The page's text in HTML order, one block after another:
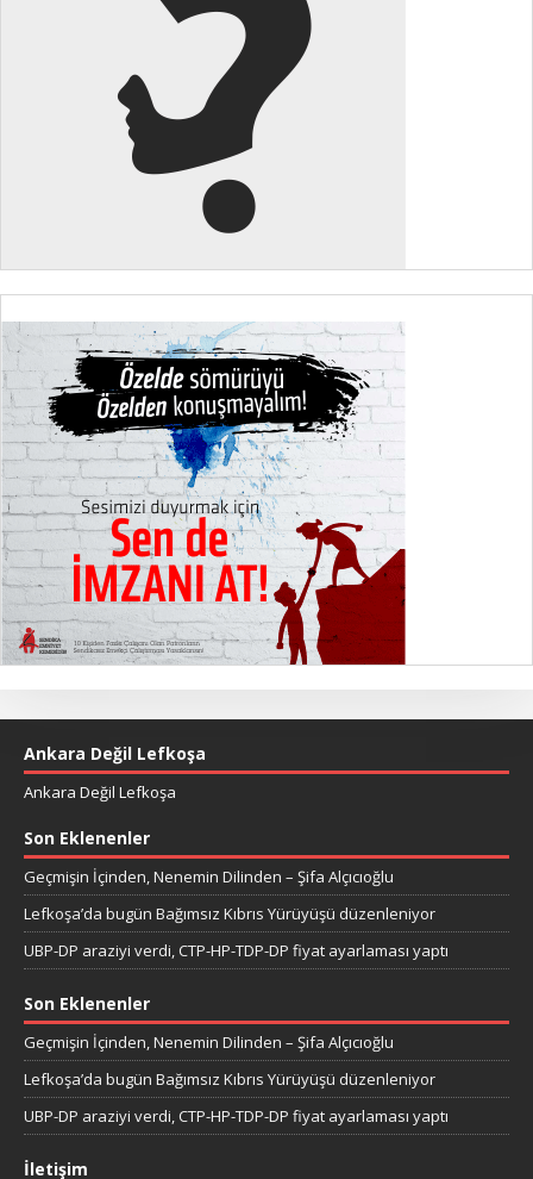
Ankara Değil Lefkoşa
Ankara Değil Lefkoşa
Son Eklenenler
Geçmişin İçinden, Nenemin Dilinden – Şifa Alçıcıoğlu
Lefkoşa’da bugün Bağımsız Kıbrıs Yürüyüşü düzenleniyor
UBP-DP araziyi verdi, CTP-HP-TDP-DP fiyat ayarlaması yaptı
Son Eklenenler
Geçmişin İçinden, Nenemin Dilinden – Şifa Alçıcıoğlu
Lefkoşa’da bugün Bağımsız Kıbrıs Yürüyüşü düzenleniyor
UBP-DP araziyi verdi, CTP-HP-TDP-DP fiyat ayarlaması yaptı
İletişim